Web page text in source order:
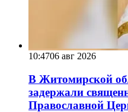
10:4706 авг 2026
В Житомирской
задержали
Православной